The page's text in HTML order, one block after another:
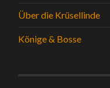
Über die Krüsellinde
Könige & Bosse